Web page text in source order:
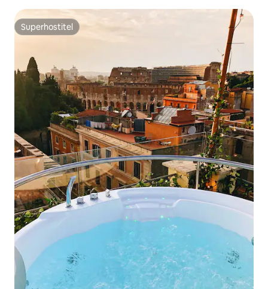
Superhostiteľ
Superhostiteľ